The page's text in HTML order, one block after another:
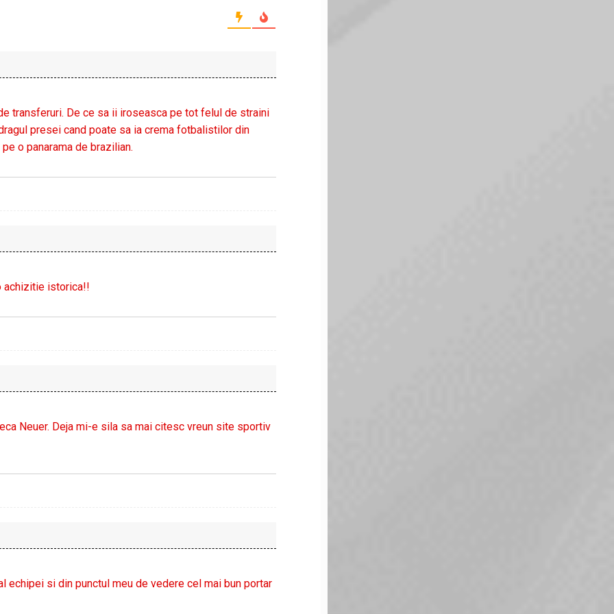
transferuri. De ce sa ii iroseasca pe tot felul de straini
presei cand poate sa ia crema fotbalistilor din
o panarama de brazilian.
achizitie istorica!!
Neuer. Deja mi-e sila sa mai citesc vreun site sportiv
echipei si din punctul meu de vedere cel mai bun portar